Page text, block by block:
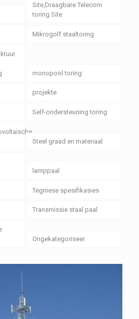
Site,Draagbare Telecom
toring Site
Mikrogolf staaltoring
monopool toring
projekte
Self-ondersteuning toring
Steel graad en materiaal
lamppaal
Tegniese spesifikasies
Transmissie staal paal
Ongekategoriseer